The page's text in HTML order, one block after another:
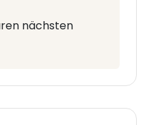
nächsten